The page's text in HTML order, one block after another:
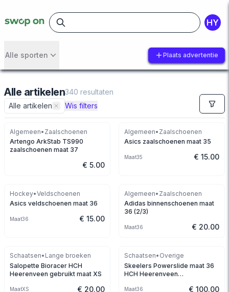
HY
Alle sporten Plaats advertentie
Alle artikelen340 resultaten
Alle artikelen
Wis filters
Algemeen• Zaalschoenen
Artengo ArkStab TS990
zaalschoenen maat 37
€ 5.00
Algemeen• Zaalschoenen
Asics zaalschoenen maat 35
Maat35 € 15.00
Hockey•Veldschoenen
Asics veldschoenen maat 36
Maat36 € 15.00
Algemeen• Zaalschoenen
Adidas binnenschoenen maat
36 (2/3)
Maat36 € 20.00
Schaatsen• Lange broeken
Salopette Bioracer HCH
Heerenveen gebruikt maat XS
MaatXS € 20.00
Schaatsen• Overige
Skeelers Powerslide maat 36
HCH Heerenveen
Maat36 € 100.00